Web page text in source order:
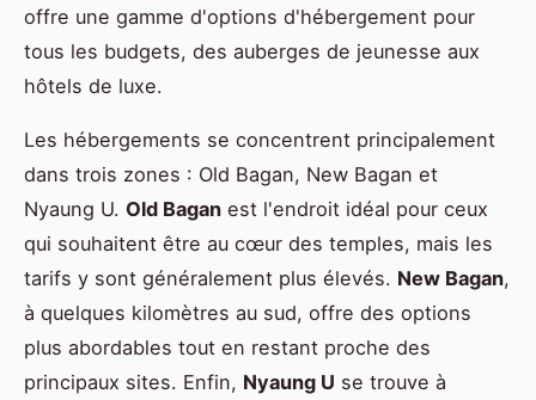
offre une gamme d'options d'hébergement pour
tous les budgets, des auberges de jeunesse aux
hôtels de luxe.
Les hébergements se concentrent principalement
dans trois zones : Old Bagan, New Bagan et
Nyaung U. Old Bagan est l'endroit idéal pour ceux
qui souhaitent être au cœur des temples, mais les
tarifs y sont généralement plus élevés. New Bagan,
à quelques kilomètres au sud, offre des options
plus abordables tout en restant proche des
principaux sites. Enfin, Nyaung U se trouve à